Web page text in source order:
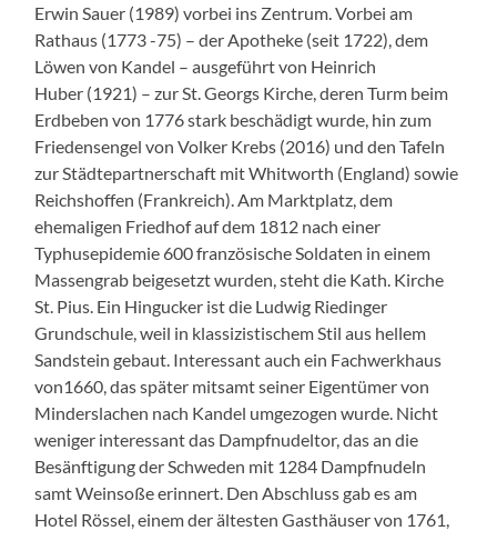
Erwin Sauer (1989) vorbei ins Zentrum. Vorbei am
Rathaus (1773 -75) – der Apotheke (seit 1722), dem
Löwen von Kandel – ausgeführt von Heinrich
Huber (1921) – zur St. Georgs Kirche, deren Turm beim
Erdbeben von 1776 stark beschädigt wurde, hin zum
Friedensengel von Volker Krebs (2016) und den Tafeln
zur Städtepartnerschaft mit Whitworth (England) sowie
Reichshoffen (Frankreich). Am Marktplatz, dem
ehemaligen Friedhof auf dem 1812 nach einer
Typhusepidemie 600 französische Soldaten in einem
Massengrab beigesetzt wurden, steht die Kath. Kirche
St. Pius. Ein Hingucker ist die Ludwig Riedinger
Grundschule, weil in klassizistischem Stil aus hellem
Sandstein gebaut. Interessant auch ein Fachwerkhaus
von1660, das später mitsamt seiner Eigentümer von
Minderslachen nach Kandel umgezogen wurde. Nicht
weniger interessant das Dampfnudeltor, das an die
Besänftigung der Schweden mit 1284 Dampfnudeln
samt Weinsoße erinnert. Den Abschluss gab es am
Hotel Rössel, einem der ältesten Gasthäuser von 1761,